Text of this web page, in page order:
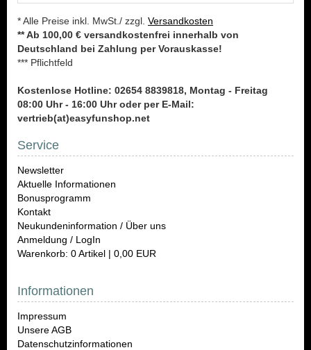
* Alle Preise inkl. MwSt./ zzgl. Versandkosten
** Ab 100,00 € versandkostenfrei innerhalb von
Deutschland bei Zahlung per Vorauskasse!
*** Pflichtfeld
Kostenlose Hotline: 02654 8839818, Montag - Freitag
08:00 Uhr - 16:00 Uhr oder per E-Mail:
vertrieb(at)easyfunshop.net
Service
Newsletter
Aktuelle Informationen
Bonusprogramm
Kontakt
Neukundeninformation / Über uns
Anmeldung / LogIn
Warenkorb: 0 Artikel | 0,00 EUR
Informationen
Impressum
Unsere AGB
Datenschutzinformationen